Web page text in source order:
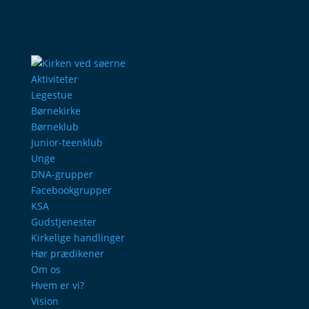
Aktiviteter
Legestue
Børnekirke
Børneklub
Junior-teenklub
Unge
DNA-grupper
Facebookgrupper
KSA
Gudstjenester
Kirkelige handlinger
Hør prædikener
Om os
Hvem er vi?
Vision